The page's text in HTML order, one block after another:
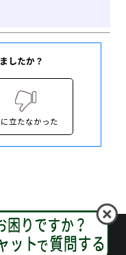
したか？
立たなかった
Reserved.